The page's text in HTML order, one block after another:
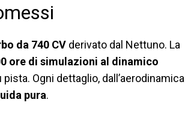
da 740 CV derivato dal Nettuno. La
ore di simulazioni al dinamico
Ogni dettaglio, dall’aerodinamica
pura.